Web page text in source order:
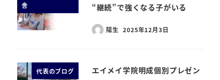
舎
“継続”で強くなる子がいる
陽生 2025年12月3日
代表のブログ エイメイ学院明成個別プレゼン